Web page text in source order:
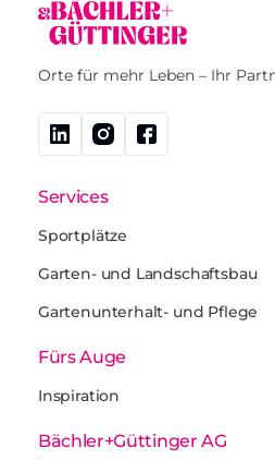
Orte für mehr Leben – Ihr
Services
Sportplätze
Garten- und Landschaftsbau
Gartenunterhalt- und Pflege
Fürs Auge
Inspiration
Bächler+Güttinger AG